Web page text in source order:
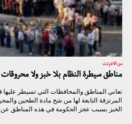
من الانترنت
مناطق سيطرة النظام بلا خبز ولا محروقات
تعاني المناطق والمحافظات التي تسيطر عليها
المرتزقة التابعة لها من شح مادة الطحين
الخبز بسبب عجز الحكومة في هذه المناطق عن